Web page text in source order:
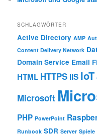
SCHLAGWÖRTER
Active Directory AMP
Content Delivery Network
Domain Service Email
HTML HTTPS IIS IoT
Microsoft
PHP PowerPoint
Runbook SDR Server Spiele